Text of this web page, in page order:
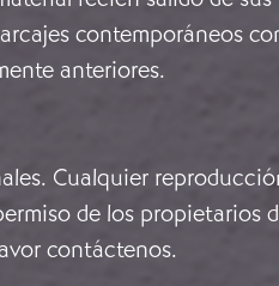
contemporáneos
anteriores.
Cualquier
de los propietarios
contáctenos.